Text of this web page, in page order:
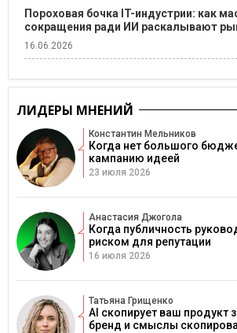
Пороховая бочка IT-индустрии: как
сокращения ради ИИ раскалывают
16.06.2026
ЛИДЕРЫ МНЕНИЙ
Константин Мельников
Когда нет большого
кампанию идеей
23 июля 2026
Анастасия Джогола
Когда публичность
риском для репутации
16 июля 2026
Татьяна Грищенко
AI скопирует ваш продукт
бренд и смыслы